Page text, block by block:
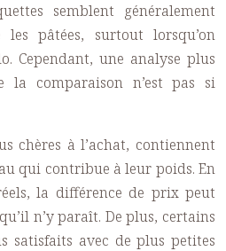
semblent généralement
pâtées, surtout lorsqu’on
Cependant, une analyse plus
la comparaison n’est pas si
chères à l’achat, contiennent
qui contribue à leur poids. En
la différence de prix peut
n’y paraît. De plus, certains
satisfaits avec de plus petites